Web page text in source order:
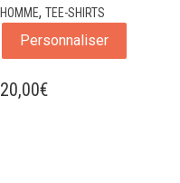
HOMME, TEE-SHIRTS
Personnaliser
20,00€